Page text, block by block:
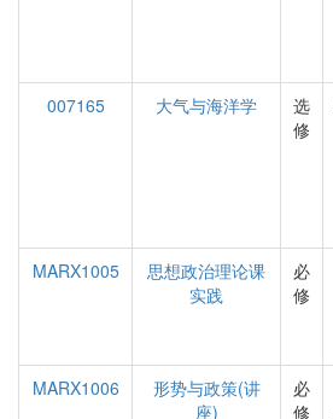
007165
大气与海洋学
选
修
MARX1005
思想政治理论课
实践
必
修
MARX1006
形势与政策(讲
座)
必
修